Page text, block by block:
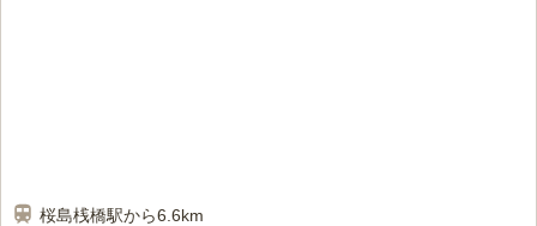
桜島桟橋駅から6.6km